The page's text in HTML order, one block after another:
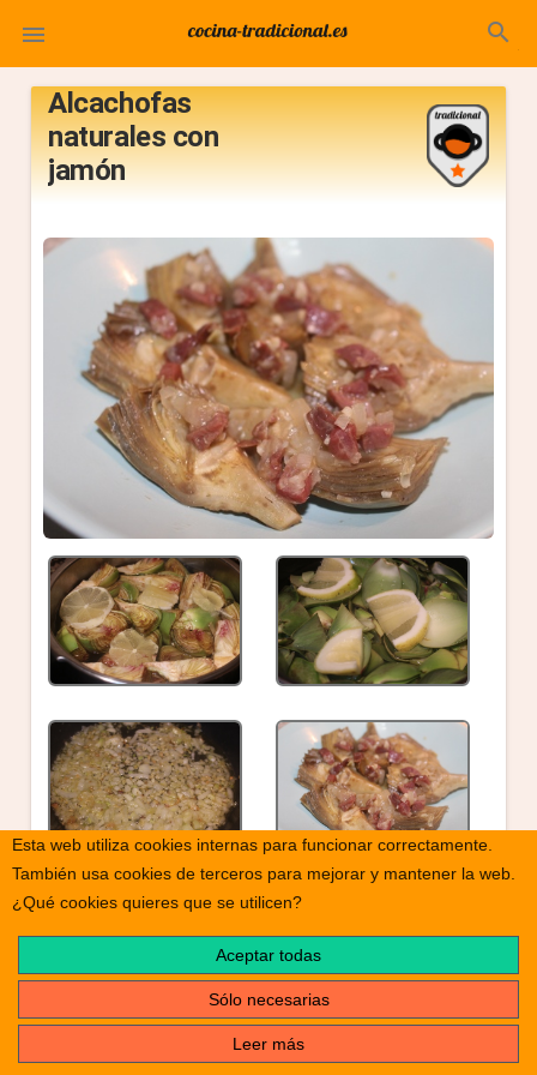
 search
Alcachofas
naturales con
jamón
Nombre de la receta
Alcachofas naturales con jamón
Tiempo
alarm 40 Minutos
Esta web utiliza cookies internas para funcionar correctamente.
También usa cookies de terceros para mejorar y mantener la web.
¿Qué cookies quieres que se utilicen?
Aceptar todas
Sólo necesarias
Leer más